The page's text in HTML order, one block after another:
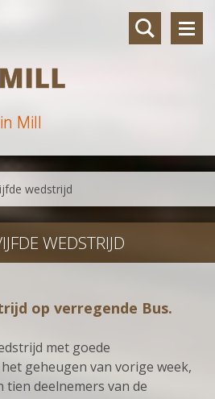
Mill
wedstrijd
WEDSTRIJD
op verregende Bus.
met goede
geheugen van vorige week,
deelnemers van de